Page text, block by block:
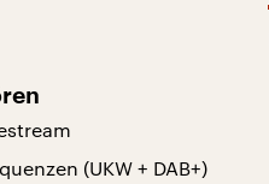
(UKW + DAB+)